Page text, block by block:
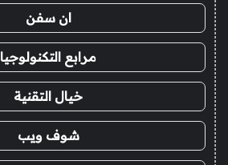
ان سفن
مرابع التكنولوجيا
خيال التقنية
شوف ويب